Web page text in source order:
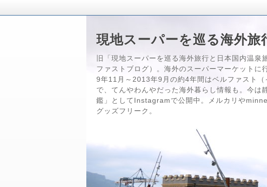
現地スーパーを巡る海外
旧「現地スーパーを巡る海外旅行と日本国内温
ファストブログ）。海外のスーパーマーケット
9年11月～2013年9月の約4年間はベルファスト
で、てんやわんやだった海外暮らし情報も。今は
鑑」としてInstagramで公開中。メルカリや
グッズフリーク。